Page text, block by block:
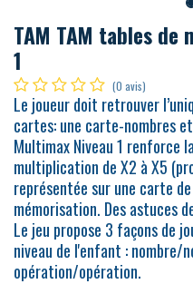
TAM TAM tables
1
(0 avis)
Le joueur doit retrouver
cartes: une carte-nombres
Multimax Niveau 1 renforce
multiplication de X2 à X5
représentée sur une carte
mémorisation. Des astuces
Le jeu propose 3 façons de
niveau de l'enfant :
opération/opération.